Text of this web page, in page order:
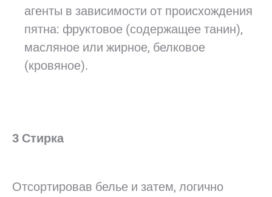
агенты в зависимости от происхождения
пятна: фруктовое (содержащее танин),
масляное или жирное, белковое
(кровяное).
3 Стирка
Отсортировав белье и затем, логично